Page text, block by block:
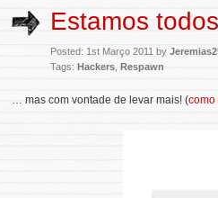
Estamos
Posted: 1st Março 2011 by
Tags: Hackers Respawn
… mas com vontade de levar mais! (como